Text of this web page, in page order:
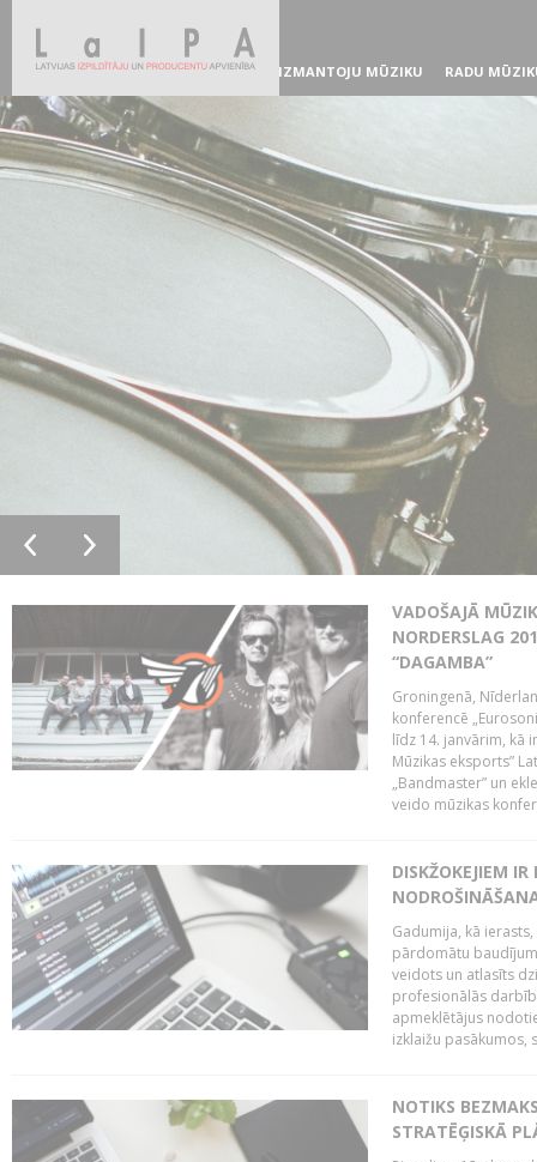
IZMANTOJU MŪZIKU RADU
VADOŠAJĀ
NORDERSLAG
“DAGAMBA”
Groningenā,
konferencē
līdz 14. janvārim, kā
Mūzikas eksports”
„Bandmaster” un
veido mūzikas
DISKŽOKEJIEM
Gadumija, kā
pārdomātu
veidots un atlasīts
profesionālās
apmeklētājus
izklaižu pasākumos,
NOTIKS
STRATĒĢISKĀ